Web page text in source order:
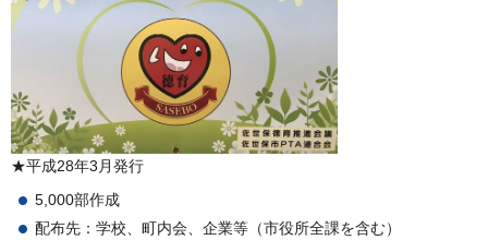
★平成28年3月発行
5,000部作成
配布先：学校、町内会、企業等（市役所全課を含む）